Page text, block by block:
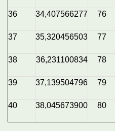
36 34,407566277 76
37 35,320456503 77
38 36,231100834 78
39 37,139504796 79
40 38,045673900 80